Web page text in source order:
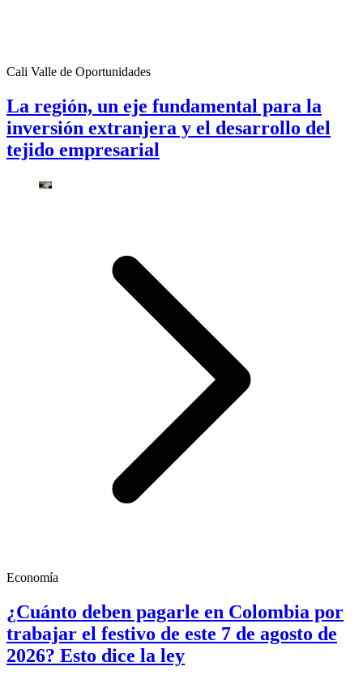
Cali Valle de Oportunidades
La región, un eje fundamental para la
inversión extranjera y el desarrollo del
tejido empresarial
Economía
¿Cuánto deben pagarle en Colombia por
trabajar el festivo de este 7 de agosto de
2026? Esto dice la ley